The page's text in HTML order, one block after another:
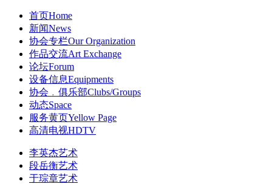
首页Home
新闻News
协会专栏Our Organization
作品交流Art Exchange
论坛Forum
设备信息Equipments
协会﹒俱乐部Clubs/Groups
动态Space
服务黄页Yellow Page
高清电视HDTV
李英杰艺术
段岳衡艺术
于琮章艺术